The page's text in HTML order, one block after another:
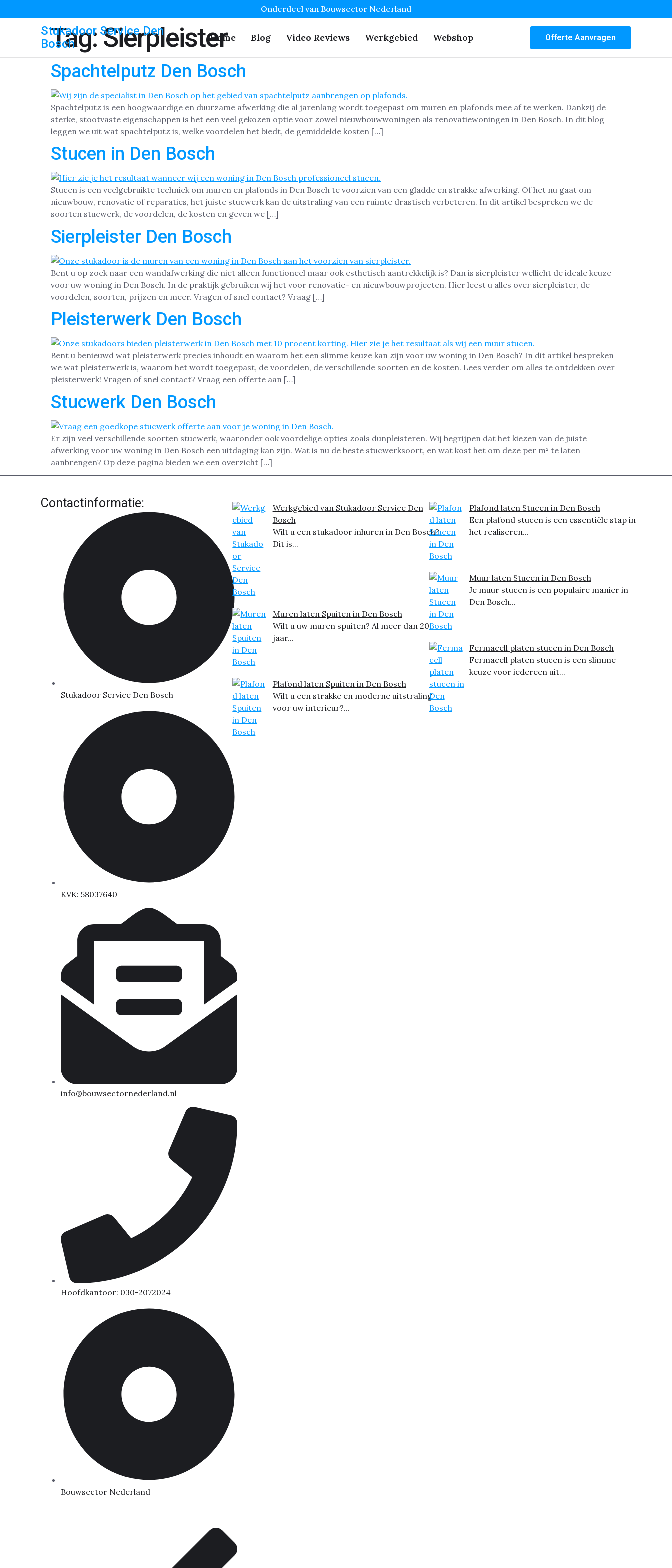
Onderdeel van Bouwsector Nederland
Stukadoor Service Den
Bosch
Home Blog Video Reviews Werkgebied Webshop Offerte Aanvragen
Tag:Sierpleister
Spachtelputz Den Bosch
Spachtelputz is een hoogwaardige en duurzame afwerking die al jarenlang wordt toegepast om muren en plafonds mee af te werken. Dankzij de
sterke, stootvaste eigenschappen is het een veel gekozen optie voor zowel nieuwbouwwoningen als renovatiewoningen in Den Bosch. In dit blog
leggen we uit wat spachtelputz is, welke voordelen het biedt, de gemiddelde kosten […]
Stucen in Den Bosch
Stucen is een veelgebruikte techniek om muren en plafonds in Den Bosch te voorzien van een gladde en strakke afwerking. Of het nu gaat om
nieuwbouw, renovatie of reparaties, het juiste stucwerk kan de uitstraling van een ruimte drastisch verbeteren. In dit artikel bespreken we de
soorten stucwerk, de voordelen, de kosten en geven we […]
Sierpleister Den Bosch
Bent u op zoek naar een wandafwerking die niet alleen functioneel maar ook esthetisch aantrekkelijk is? Dan is sierpleister wellicht de ideale keuze
voor uw woning in Den Bosch. In de praktijk gebruiken wij het voor renovatie- en nieuwbouwprojecten. Hier leest u alles over sierpleister, de
voordelen, soorten, prijzen en meer. Vragen of snel contact? Vraag […]
Pleisterwerk Den Bosch
Bent u benieuwd wat pleisterwerk precies inhoudt en waarom het een slimme keuze kan zijn voor uw woning in Den Bosch? In dit artikel bespreken
we wat pleisterwerk is, waarom het wordt toegepast, de voordelen, de verschillende soorten en de kosten. Lees verder om alles te ontdekken over
pleisterwerk! Vragen of snel contact? Vraag een offerte aan […]
Stucwerk Den Bosch
Er zijn veel verschillende soorten stucwerk, waaronder ook voordelige opties zoals dunpleisteren. Wij begrijpen dat het kiezen van de juiste
afwerking voor uw woning in Den Bosch een uitdaging kan zijn. Wat is nu de beste stucwerksoort, en wat kost het om deze per m² te laten
aanbrengen? Op deze pagina bieden we een overzicht […]
Contactinformatie:
Stukadoor Service Den Bosch
KVK: 58037640
info@bouwsectornederland.nl
Hoofdkantoor: 030-2072024
Bouwsector Nederland
Werkgebied van Stukadoor Service Den
Bosch
Wilt u een stukadoor inhuren in Den Bosch?
Dit is...
Muren laten Spuiten in Den Bosch
Wilt u uw muren spuiten? Al meer dan 20
jaar...
Plafond laten Spuiten in Den Bosch
Wilt u een strakke en moderne uitstraling
voor uw interieur?...
Plafond laten Stucen in Den Bosch
Een plafond stucen is een essentiële stap in
het realiseren...
Muur laten Stucen in Den Bosch
Je muur stucen is een populaire manier in
Den Bosch...
Fermacell platen stucen in Den Bosch
Fermacell platen stucen is een slimme
keuze voor iedereen uit...